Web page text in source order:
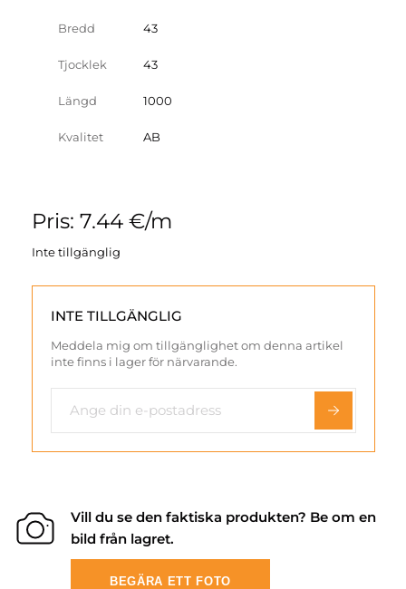
Bredd 43
Tjocklek 43
Längd 1000
Kvalitet AB
Pris: 7.44 €/m
Inte tillgänglig
INTE TILLGÄNGLIG
Meddela mig om tillgänglighet om denna artikel
inte finns i lager för närvarande.
Vill du se den faktiska produkten? Be om en
bild från lagret.
BEGÄRA ETT FOTO